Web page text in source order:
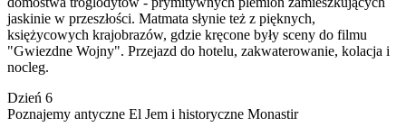
jaskinie w przeszłości. Matmata słynie też z pięknych,
księżycowych krajobrazów, gdzie kręcone były sceny do filmu
"Gwiezdne Wojny". Przejazd do hotelu, zakwaterowanie, kolacja i
nocleg.
Dzień 6
Poznajemy antyczne El Jem i historyczne Monastir